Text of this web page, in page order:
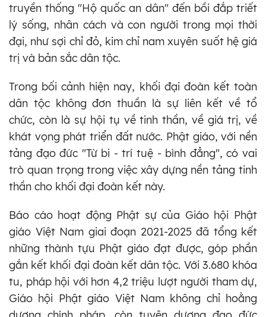
truyền thống "Hộ quốc an dân" đến bồi đắp triết
lý sống, nhân cách và con người trong mọi thời
đại, như sợi chỉ đỏ, kim chỉ nam xuyên suốt hệ giá
trị và bản sắc dân tộc.
Trong bối cảnh hiện nay, khối đại đoàn kết toàn
dân tộc không đơn thuần là sự liên kết về tổ
chức, còn là sự hội tụ về tinh thần, về giá trị, về
khát vọng phát triển đất nước. Phật giáo, với nền
tảng đạo đức "Từ bi - trí tuệ - bình đẳng", có vai
trò quan trọng trong việc xây dựng nền tảng tinh
thần cho khối đại đoàn kết này.
Báo cáo hoạt động Phật sự của Giáo hội Phật
giáo Việt Nam giai đoạn 2021-2025 đã tổng kết
những thành tựu Phật giáo đạt được, góp phần
gắn kết khối đại đoàn kết dân tộc. Với 3.680 khóa
tu, pháp hội với hơn 4,2 triệu lượt người tham dự,
Giáo hội Phật giáo Việt Nam không chỉ hoằng